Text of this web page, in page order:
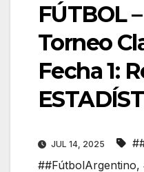
FÚTBOL
Torneo
Fecha 1:
JUL 14, 2025
##FútbolArgentino,